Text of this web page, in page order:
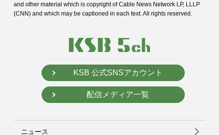
and other material which is copyright of Cable News Network LP, LLLP
(CNN) and which may be captioned in each text. All rights reserved.
KSB 公式SNSアカウント
配信メディア一覧
ニュース